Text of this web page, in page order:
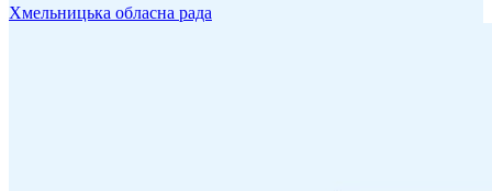
Хмельницька обласна рада